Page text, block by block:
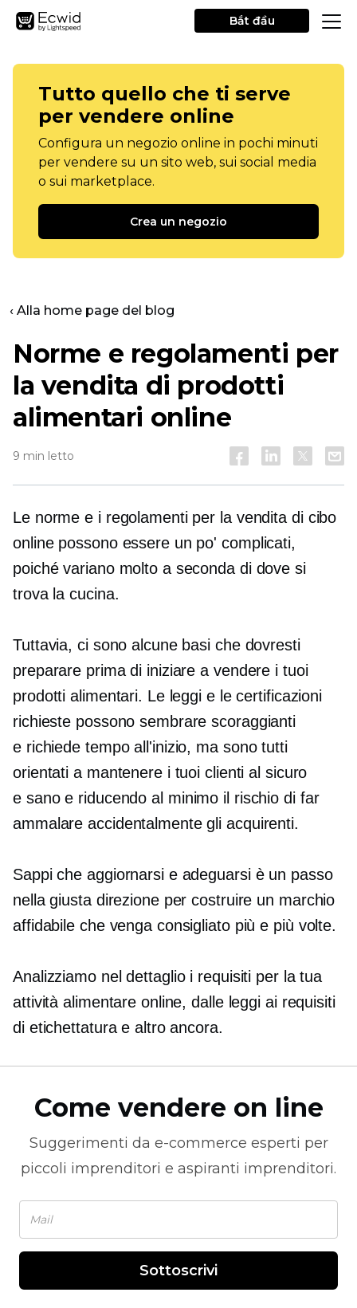
Bắt đầu
Tutto quello che ti serve
per vendere online
Configura un negozio online in pochi minuti
per vendere su un sito web, sui social media
o sui marketplace.
Crea un negozio
‹ Alla home page del blog
Norme e regolamenti per
la vendita di prodotti
alimentari online
9 min letto
Le norme e i regolamenti per la vendita di cibo
online possono essere un po' complicati,
poiché variano molto a seconda di dove si
trova la cucina.
Tuttavia, ci sono alcune basi che dovresti
preparare prima di iniziare a vendere i tuoi
prodotti alimentari. Le leggi e le certificazioni
richieste possono sembrare scoraggianti
e richiede tempoall'inizio, ma sono tutti
orientati a mantenere i tuoi clienti al sicuro
e sano e riducendo al minimo il rischio di far
ammalare accidentalmente gli acquirenti.
Sappi che aggiornarsi e adeguarsi è un passo
nella giusta direzione per costruire un marchio
affidabile che venga consigliato più e più volte.
Analizziamo nel dettaglio i requisiti per la tua
attività alimentare online, dalle leggi ai requisiti
di etichettatura e altro ancora.
Come vendere on line
Suggerimenti da e-commerce esperti per
piccoli imprenditori e aspiranti imprenditori.
Sottoscrivi